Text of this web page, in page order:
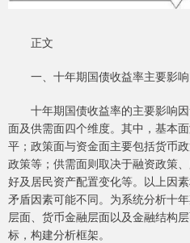
正文
一、十年期国债收益率主要影
十年期国债收益率的主要影响因
面及供需面四个维度。其中，基本
平；政策面与资金面主要包括货币
政策等；供需面则取决于融资政策
好及居民资产配置变化等。以上因
矛盾因素可能不同。为系统分析十
层面、货币金融层面以及金融结构
标，构建分析框架。